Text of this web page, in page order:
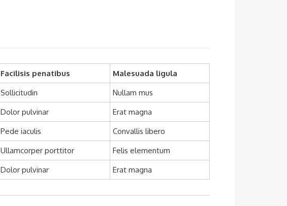
Facilisis penatibus
Malesuada ligula
Sollicitudin
Nullam mus
Dolor pulvinar
Erat magna
Pede iaculis
Convallis libero
Ullamcorper porttitor
Felis elementum
Dolor pulvinar Erat magna